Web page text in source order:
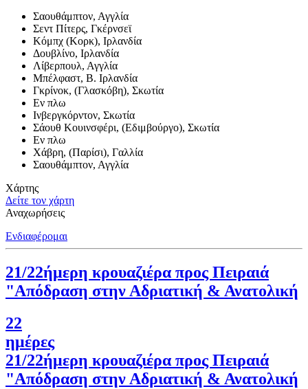
Σαουθάμπτον, Αγγλία
Σεντ Πίτερς, Γκέρνσεϊ
Κόμπχ (Κορκ), Ιρλανδία
Δουβλίνο, Ιρλανδία
Λίβερπουλ, Αγγλία
Μπέλφαστ, Β. Ιρλανδία
Γκρίνοκ, (Γλασκόβη), Σκωτία
Εν πλω
Ινβεργκόρντον, Σκωτία
Σάουθ Κουινσφέρι, (Εδιμβούργο), Σκωτία
Εν πλω
Χάβρη, (Παρίσι), Γαλλία
Σαουθάμπτον, Αγγλία
Χάρτης
Δείτε τον χάρτη
Αναχωρήσεις
Ενδιαφέρομαι
21/22ήμερη κρουαζιέρα προς Πειραιά
"Απόδραση στην Αδριατική & Ανατολική
22
ημέρες
21/22ήμερη κρουαζιέρα προς Πειραιά
"Απόδραση στην Αδριατική & Ανατολική